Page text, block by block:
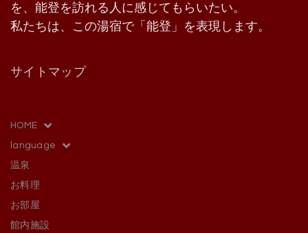
を、能登を訪れる人に感じてもらいたい。
私たちは、この湯宿で「能登」を表現します。
サイトマップ
HOME
language
温泉
お料理
お部屋
館内施設